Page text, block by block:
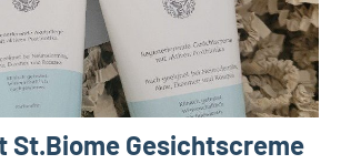
St.Biome Gesichtscreme